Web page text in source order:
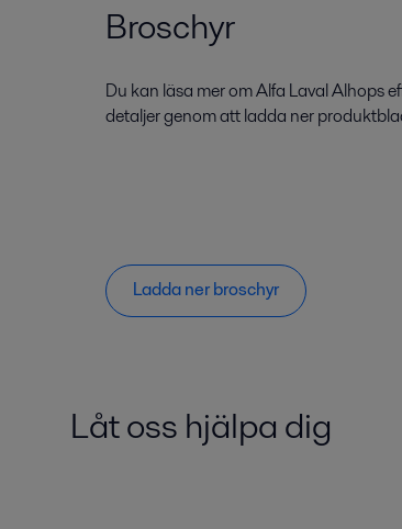
Broschyr
Du kan läsa mer om Alfa Laval Alhops
detaljer genom att ladda ner
Ladda ner broschyr
Låt oss hjälpa dig